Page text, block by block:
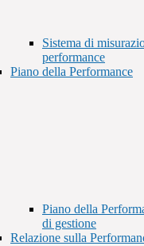
Sistema di
performance
Piano della Performance
Piano della
di gestione
Relazione sulla